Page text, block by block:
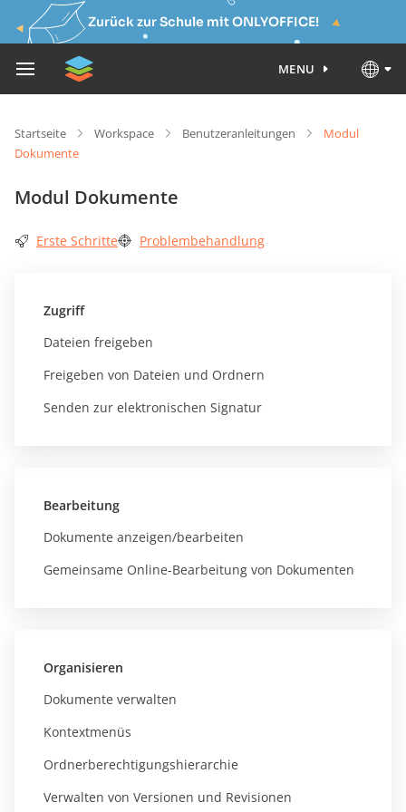
Zurück zur Schule mit ONLYOFFICE!
MENU
Startseite Workspace Benutzeranleitungen
Modul
Dokumente
Modul Dokumente
Erste Schritte Problembehandlung
Zugriff
Dateien freigeben
Freigeben von Dateien und Ordnern
Senden zur elektronischen Signatur
Bearbeitung
Dokumente anzeigen/bearbeiten
Gemeinsame Online-Bearbeitung von Dokumenten
Organisieren
Dokumente verwalten
Kontextmenüs
Ordnerberechtigungshierarchie
Verwalten von Versionen und Revisionen